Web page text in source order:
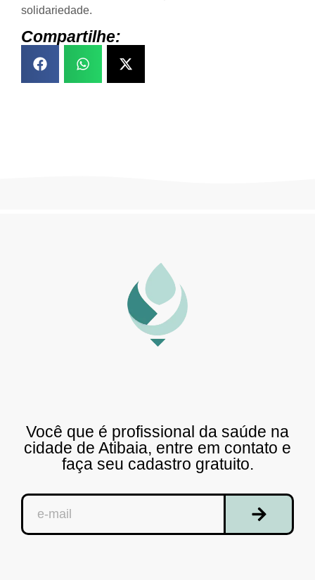
solidariedade.
Compartilhe:
Você que é profissional da saúde na
cidade de Atibaia, entre em contato e
faça seu cadastro gratuito.